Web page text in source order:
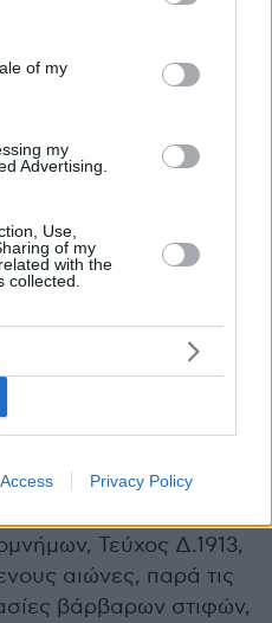
and its third-party tags to
purposes in below Google
of my
my
Advertising.
Use,
of my
with the
collected.
Privacy Policy
όπως ο
δεν είχαν ισχυρό
ναυμαχία της
(Ηρόδοτος Η 45). Στα
την αρχαιότητα. Τις
στην Ιταλία, δεν
Το 168 π.Χ., ο
εκπόρθησε 70 πόλεις
οποίων κατέστρεψε
μυριάδες
Ήπειρος,
Τεύχος Δ.1913,
αιώνες, παρά τις
βάρβαρων στιφών,